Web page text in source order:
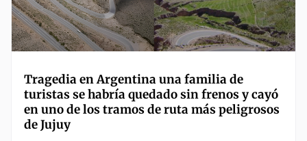
Tragedia en Argentina una familia de
turistas se habría quedado sin frenos y cayó
en uno de los tramos de ruta más peligrosos
de Jujuy